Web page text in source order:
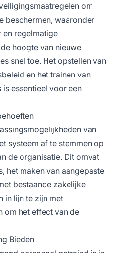
om
beschermen, waaronder
en regelmatige
hoogte van nieuwe
snel toe. Het opstellen van
en het trainen van
essentieel voor een
van
systeem af te stemmen op
de organisatie. Dit omvat
het maken van aangepaste
bestaande zakelijke
in lijn te zijn met
om het effect van de
Bieden